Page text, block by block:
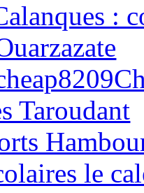
:
Taroudant
le